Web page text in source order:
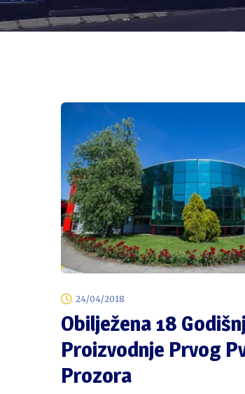
24/04/2018
Obilježena 18
Proizvodnje Prvog
Prozora